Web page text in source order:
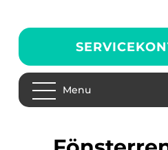
Menu